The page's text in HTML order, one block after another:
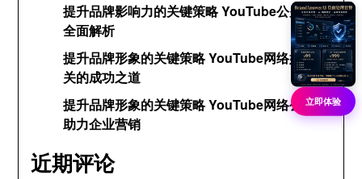
提升品牌影响力的关键策略 YouTube公关网络
全面解析
提升品牌形象的关键策略 YouTube网络媒体公
关的成功之道
提升品牌形象的关键策略 YouTube网络公关网
助力企业营销
近期评论
立即体验